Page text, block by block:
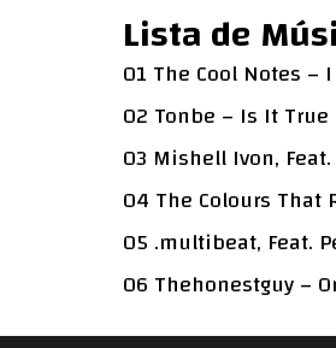
Lista de
01 The Cool Notes –
02 Tonbe – Is It True
03 Mishell Ivon,
04 The Colours That
05 .multibeat, Feat.
06 Thehonestguy –